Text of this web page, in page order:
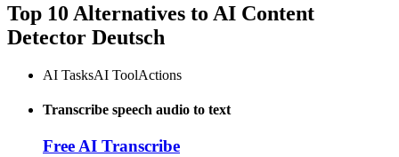
Top 10 Alternatives to AI Content
Detector Deutsch
AI TasksAI ToolActions
Transcribe speech audio to text
Free AI Transcribe